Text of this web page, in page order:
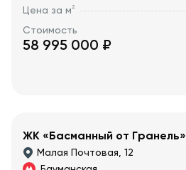
Цена за м2
Стоимость
58 995 000 ₽
ЖК «Басманный от Гранель»
Малая Почтовая, 12